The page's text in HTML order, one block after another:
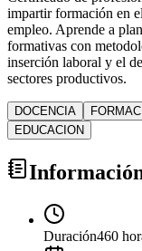
impartir formación en
empleo. Aprende a
formativas con
inserción laboral y el
sectores productivos.
DOCENCIA
EDUCACION
Duración460